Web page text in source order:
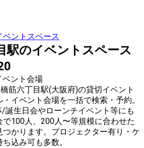
ントスペース
駅のイベントスペース
ント会場
筋六丁目駅(大阪府)の貸切イベント
イベント会場を一括で検索・予約。
生日会やローンチイベント等にも
100人、200人〜等規模に合わせた
かります。プロジェクター有り・ケ
込み可も多数。